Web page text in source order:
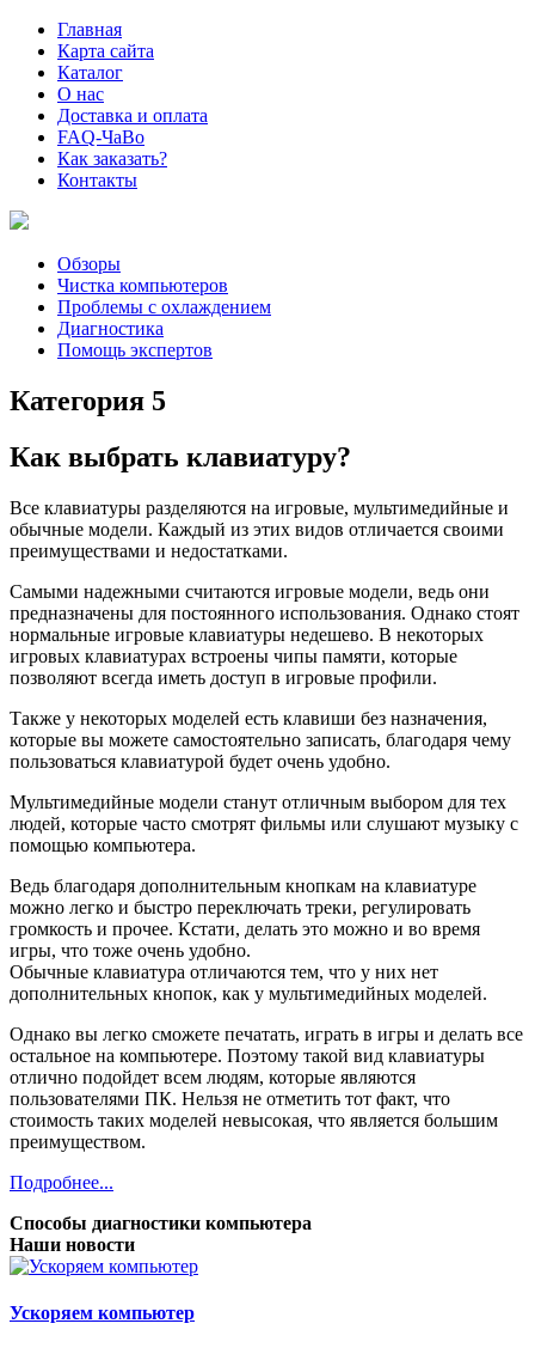
Главная
Карта сайта
Каталог
О нас
Доставка и оплата
FAQ-ЧаВо
Как заказать?
Контакты
Обзоры
Чистка компьютеров
Проблемы с охлаждением
Диагностика
Помощь экспертов
Категория 5
Как выбрать клавиатуру?
Все клавиатуры разделяются на игровые, мультимедийные и
обычные модели. Каждый из этих видов отличается своими
преимуществами и недостатками.
Самыми надежными считаются игровые модели, ведь они
предназначены для постоянного использования. Однако стоят
нормальные игровые клавиатуры недешево. В некоторых
игровых клавиатурах встроены чипы памяти, которые
позволяют всегда иметь доступ в игровые профили.
Также у некоторых моделей есть клавиши без назначения,
которые вы можете самостоятельно записать, благодаря чему
пользоваться клавиатурой будет очень удобно.
Мультимедийные модели станут отличным выбором для тех
людей, которые часто смотрят фильмы или слушают музыку с
помощью компьютера.
Ведь благодаря дополнительным кнопкам на клавиатуре
можно легко и быстро переключать треки, регулировать
громкость и прочее. Кстати, делать это можно и во время
игры, что тоже очень удобно.
Обычные клавиатура отличаются тем, что у них нет
дополнительных кнопок, как у мультимедийных моделей.
Однако вы легко сможете печатать, играть в игры и делать все
остальное на компьютере. Поэтому такой вид клавиатуры
отлично подойдет всем людям, которые являются
пользователями ПК. Нельзя не отметить тот факт, что
стоимость таких моделей невысокая, что является большим
преимуществом.
Подробнее...
Способы диагностики компьютера
Наши новости
Ускоряем компьютер